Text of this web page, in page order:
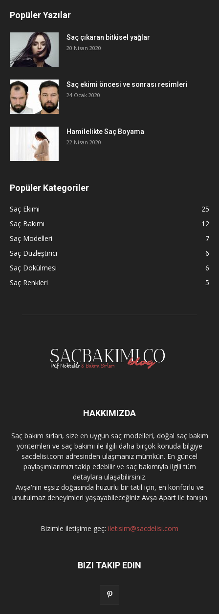
Popüler Yazılar
Saç çıkaran bitkisel yağlar
20 Nisan 2020
Saç ekimi öncesi ve sonrası resimleri
24 Ocak 2020
Hamilelikte Saç Boyama
22 Nisan 2020
Popüler Kategoriler
Saç Ekimi
25
Saç Bakımı
12
Saç Modelleri
7
Saç Düzleştirici
6
Saç Dökülmesi
6
Saç Renkleri
5
HAKKIMIZDA
Saç bakım sırları, size en uygun saç modelleri, doğal saç bakım
yöntemleri ve saç bakımı ile ilgili daha birçok konuda bilgiye
sacdelisi.com adresinden ulaşmanız mümkün. En güncel
paylaşımlarımızı takip edebilir ve saç bakımıyla ilgili tüm
detaylara ulaşabilirsiniz.
Avşa'nın eşsiz doğasında huzurlu bir tatil için, en konforlu ve
unutulmaz deneyimleri yaşayabileceğiniz Avşa Apartile tanışın
Bizimle iletişime geç: iletisim@sacdelisi.com
BIZI TAKIP EDIN